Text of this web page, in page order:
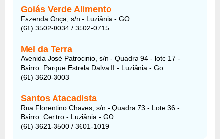
Goiás Verde Alimento
Fazenda Onça, s/n - Luziânia - GO
(61) 3502-0034 / 3502-0715
Mel da Terra
Avenida José Patrocinio, s/n - Quadra 94 - lote 17 -
Bairro: Parque Estrela Dalva II - Luziânia - Go
(61) 3620-3003
Santos Atacadista
Rua Florentino Chaves, s/n - Quadra 73 - Lote 36 -
Bairro: Centro - Luziânia - GO
(61) 3621-3500 / 3601-1019